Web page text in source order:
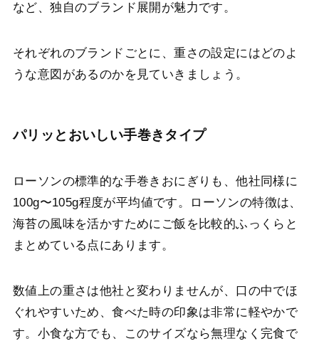
など、独自のブランド展開が魅力です。
それぞれのブランドごとに、重さの設定にはどのよ
うな意図があるのかを見ていきましょう。
パリッとおいしい手巻きタイプ
ローソンの標準的な手巻きおにぎりも、他社同様に
100g〜105g程度が平均値です。ローソンの特徴は、
海苔の風味を活かすためにご飯を比較的ふっくらと
まとめている点にあります。
数値上の重さは他社と変わりませんが、口の中でほ
ぐれやすいため、食べた時の印象は非常に軽やかで
す。小食な方でも、このサイズなら無理なく完食で